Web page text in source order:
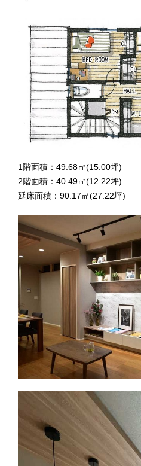
1階面積：49.68㎡(15.00坪)
2階面積：40.49㎡(12.22坪)
延床面積：90.17㎡(27.22坪)